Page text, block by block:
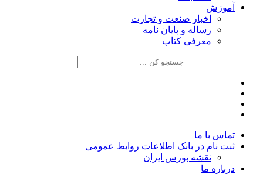
آموزش
اخبار صنعت و تجارت
رساله و پایان نامه
معرفی کتاب
تماس با ما
ثبت نام در بانک اطلاعات روابط عمومی
نقشه بورس ایران
درباره ما